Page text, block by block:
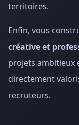
territoires.
Enfin, vous
créative et
projets ambitieux
directement
recruteurs.